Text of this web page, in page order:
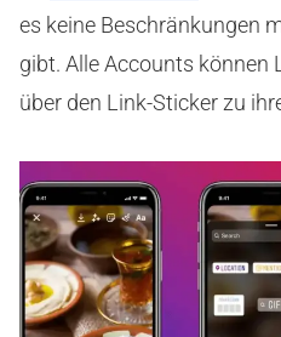
es keine Beschränkungen
gibt. Alle Accounts können
über den Link-Sticker zu